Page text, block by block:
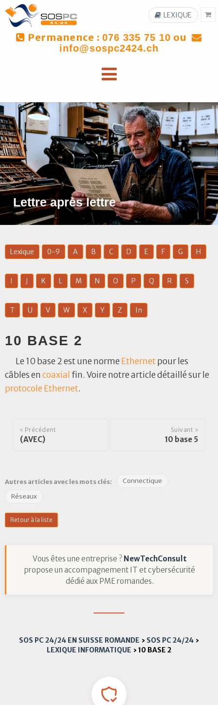
Permanence : 076 335 75 10 ou
info@sospc2424.ch
LEXIQUE
Lettre après lettre
Lexique 0-9 A B C D E F G H
I J K L M N O P Q R S
T U V W X Y Z In
10 BASE 2
Le 10 base 2 est une norme Ethernetpour les
câbles en coaxial fin. Voire notre article détaillé sur le
protocole Ethernet.
‹ Précédent
(AVEC)
Suivant ›
10 base 5
Autres articles avec les mots clés:
Connectique
Réseaux
Retour à la liste
Vous êtes une entreprise ? NewTechConsult
propose un accompagnement IT et cybersécurité
dédié aux PME romandes.
SOS PC 24/24 EN SUISSE ROMANDE › SOS PC 24/24 ›
LEXIQUE INFORMATIQUE › 10 BASE 2